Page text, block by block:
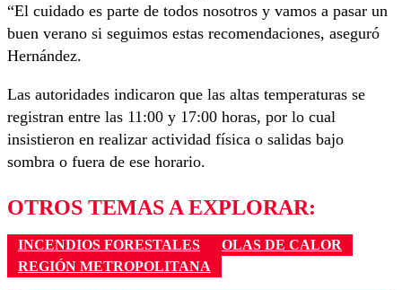
“El cuidado es parte de todos nosotros y vamos a pasar un
buen verano si seguimos estas recomendaciones, aseguró
Hernández.
Las autoridades indicaron que las altas temperaturas se
registran entre las 11:00 y 17:00 horas, por lo cual
insistieron en realizar actividad física o salidas bajo
sombra o fuera de ese horario.
OTROS TEMAS A EXPLORAR:
INCENDIOS FORESTALES
OLAS DE CALOR
REGIÓN METROPOLITANA